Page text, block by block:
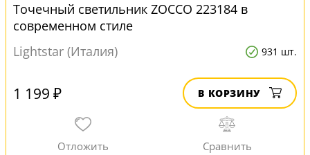
Точечный светильник ZOCCO 223184 в
современном стиле
Lightstar (Италия)
931 шт.
1 199 ₽ В КОРЗИНУ